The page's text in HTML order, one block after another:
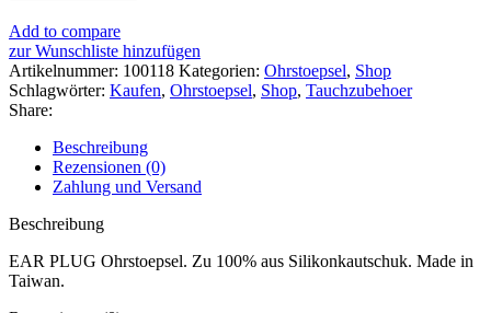
Ear
Plugs
Ohrstoepsel
Menge
Add to compare
zur Wunschliste hinzufügen
Artikelnummer: 100118 Kategorien: Ohrstoepsel, Shop
Schlagwörter: Kaufen, Ohrstoepsel, Shop, Tauchzubehoer
Share:
Beschreibung
Rezensionen (0)
Zahlung und Versand
Beschreibung
EAR PLUG Ohrstoepsel. Zu 100% aus Silikonkautschuk. Made in
Taiwan.